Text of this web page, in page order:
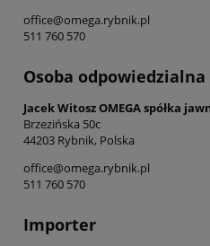
office@omega.rybnik.pl
511 760 570
Osoba
Jacek Witosz OMEGA spółka
Brzezińska 50c
44203 Rybnik, Polska
office@omega.rybnik.pl
511 760 570
Importer